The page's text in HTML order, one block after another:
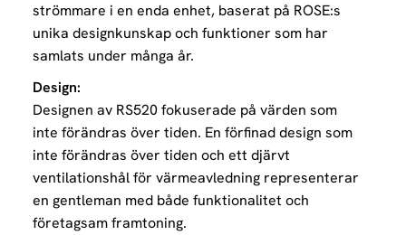
strömmare i en enda enhet, baserat på ROSE:s
unika designkunskap och funktioner som har
samlats under många år.
Design:
Designen av RS520 fokuserade på värden som
inte förändras över tiden. En förfinad design som
inte förändras över tiden och ett djärvt
ventilationshål för värmeavledning representerar
en gentleman med både funktionalitet och
företagsam framtoning.